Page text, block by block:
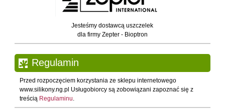
Jesteśmy dostawcą uszczelek
dla firmy Zepter - Bioptron
Regulamin
Przed rozpoczęciem korzystania ze sklepu internetowego
www.silikony.ng.pl Usługobiorcy są zobowiązani zapoznać się z
treścią Regulaminu.